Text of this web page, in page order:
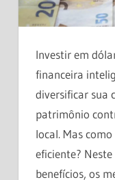
Investir em
financeira
diversificar sua
patrimônio
local. Mas
eficiente?
benefícios, os